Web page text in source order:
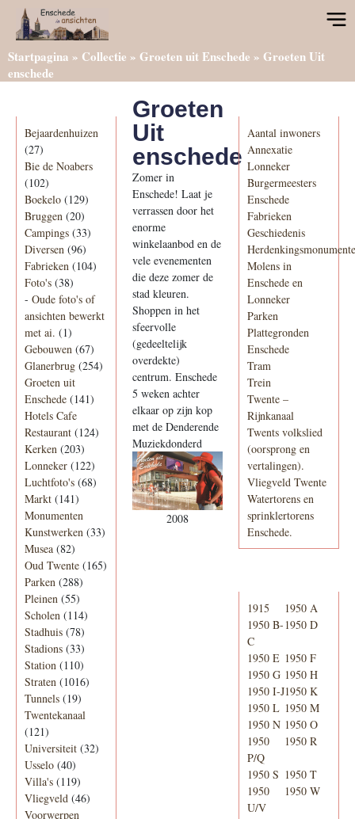
Startpagina » Collectie » Groeten uit Enschede » Groeten Uit
enschede
Bejaardenhuizen
(27)
Bie de Noabers
(102)
Boekelo (129)
Bruggen (20)
Campings (33)
Diversen (96)
Fabrieken (104)
Foto's (38)
- Oude foto's of
ansichten bewerkt
met ai. (1)
Gebouwen (67)
Glanerbrug (254)
Groeten uit
Enschede (141)
Hotels Cafe
Restaurant (124)
Kerken (203)
Lonneker (122)
Luchtfoto's (68)
Markt (141)
Monumenten
Kunstwerken (33)
Musea (82)
Oud Twente (165)
Parken (288)
Pleinen (55)
Scholen (114)
Stadhuis (78)
Stadions (33)
Station (110)
Straten (1016)
Tunnels (19)
Twentekanaal
(121)
Universiteit (32)
Usselo (40)
Villa's (119)
Vliegveld (46)
Voorwerpen
Groeten
Uit
enschede
Zomer in
Enschede! Laat je
verrassen door het
enorme
winkelaanbod en de
vele evenementen
die deze zomer de
stad kleuren.
Shoppen in het
sfeervolle
(gedeeltelijk
overdekte)
centrum. Enschede
5 weken achter
elkaar op zijn kop
met de Denderende
Muziekdonderd
2008
Aantal inwoners
Annexatie
Lonneker
Burgermeesters
Enschede
Fabrieken
Geschiedenis
Molens in
Enschede en
Lonneker
Parken
Plattegronden
Enschede
Tram
Trein
Twente –
Rijnkanaal
Twents volkslied
(oorsprong en
vertalingen).
Vliegveld Twente
Watertorens en
sprinklertorens
Enschede.
1915
1950 A
1950 B-
C
1950 D
1950 E 1950 F
1950 G 1950 H
1950 I-J1950 K
1950 L 1950 M
1950 N 1950 O
1950
P/Q
1950 R
1950 S 1950 T
1950
U/V
1950 W